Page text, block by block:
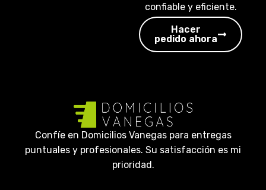
confiable y eficiente.
Hacer
pedido ahora
Confíe en Domicilios Vanegas para entregas
puntuales y profesionales. Su satisfacción es mi
prioridad.